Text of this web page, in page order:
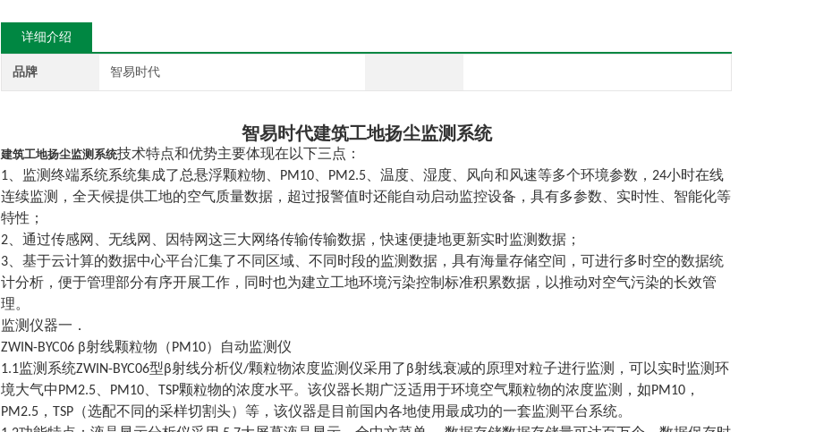
详细介绍
品牌 智易时代
智易时代建筑工地扬尘监测系统
建筑工地扬尘监测系统技术特点和优势主要体现在以下三点：
1、监测终端系统系统集成了总悬浮颗粒物、PM10、PM2.5、温度、湿度、风向和风速等多个环境参数，24小时在线
连续监测，全天候提供工地的空气质量数据，超过报警值时还能自动启动监控设备，具有多参数、实时性、智能化等
特性；
2、通过传感网、无线网、因特网这三大网络传输传输数据，快速便捷地更新实时监测数据；
3、基于云计算的数据中心平台汇集了不同区域、不同时段的监测数据，具有海量存储空间，可进行多时空的数据统
计分析，便于管理部分有序开展工作，同时也为建立工地环境污染控制标准积累数据，以推动对空气污染的长效管
理。
监测仪器一．
ZWIN-BYC06 β射线颗粒物（PM10）自动监测仪
1.1监测系统ZWIN-BYC06型β射线分析仪/颗粒物浓度监测仪采用了β射线衰减的原理对粒子进行监测，可以实时监测环
境大气中PM2.5、PM10、TSP颗粒物的浓度水平。该仪器长期广泛适用于环境空气颗粒物的浓度监测，如PM10，
PM2.5，TSP（选配不同的采样切割头）等，该仪器是目前国内各地使用最成功的一套监测平台系统。